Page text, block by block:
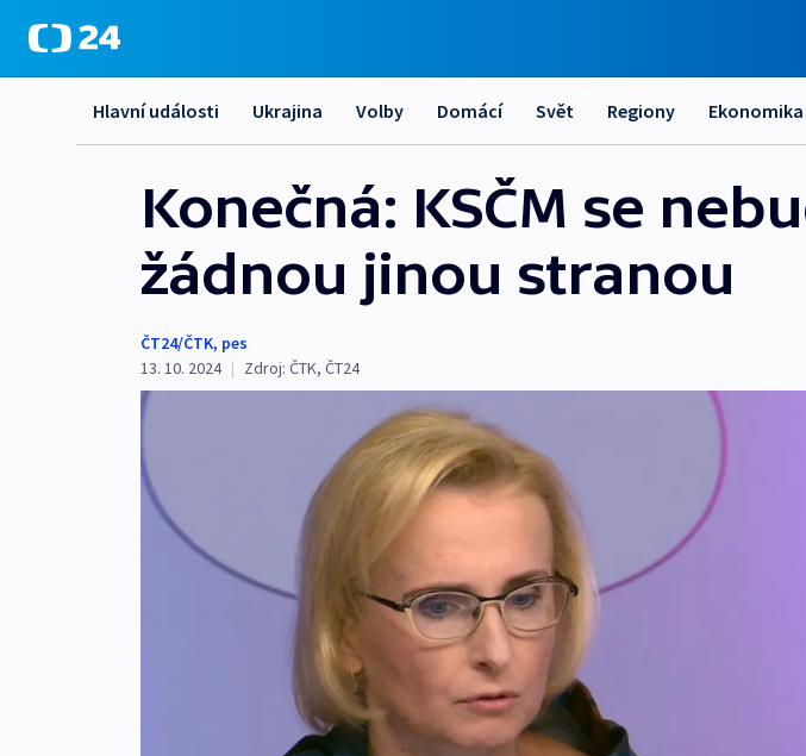
Hlavní události Ukrajina Volby Domácí Svět Regiony Ekonomika
Konečná: KSČM se
žádnou jinou stranou
ČT24/ČTK, pes
13. 10. 2024 | Zdroj: ČTK, ČT24